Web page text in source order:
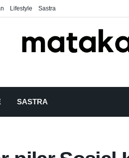
Lifestyle Sastra
SASTRA